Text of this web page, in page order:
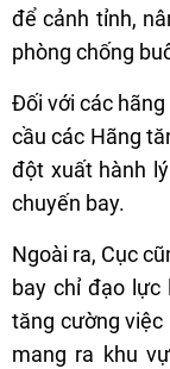
để cảnh tỉnh,
phòng chống
Đối với các hãng
cầu các Hãng
đột xuất hành
chuyến bay.
Ngoài ra, Cục
bay chỉ đạo lực
tăng cường
mang ra khu